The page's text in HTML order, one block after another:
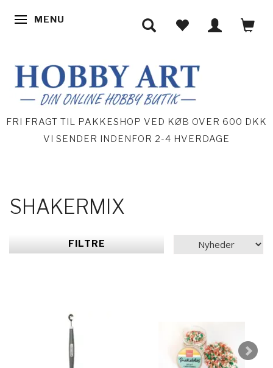
SKIFTE NAVIGATION
MENU
FRI FRAGT TIL PAKKESHOP VED KØB OVER 600 DKK
VI SENDER INDENFOR 2-4 HVERDAGE
SHAKERMIX
FILTRE